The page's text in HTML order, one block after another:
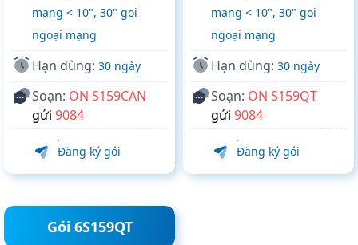
mạng < 10", 30" gọi
ngoại mạng
Hạn dùng: 30 ngày
Soạn: ON S159CAN
gửi 9084
Đăng ký gói
mạng < 10", 30" gọi
ngoại mạng
Hạn dùng: 30 ngày
Soạn: ON S159QT
gửi 9084
Đăng ký gói
Gói 6S159QT